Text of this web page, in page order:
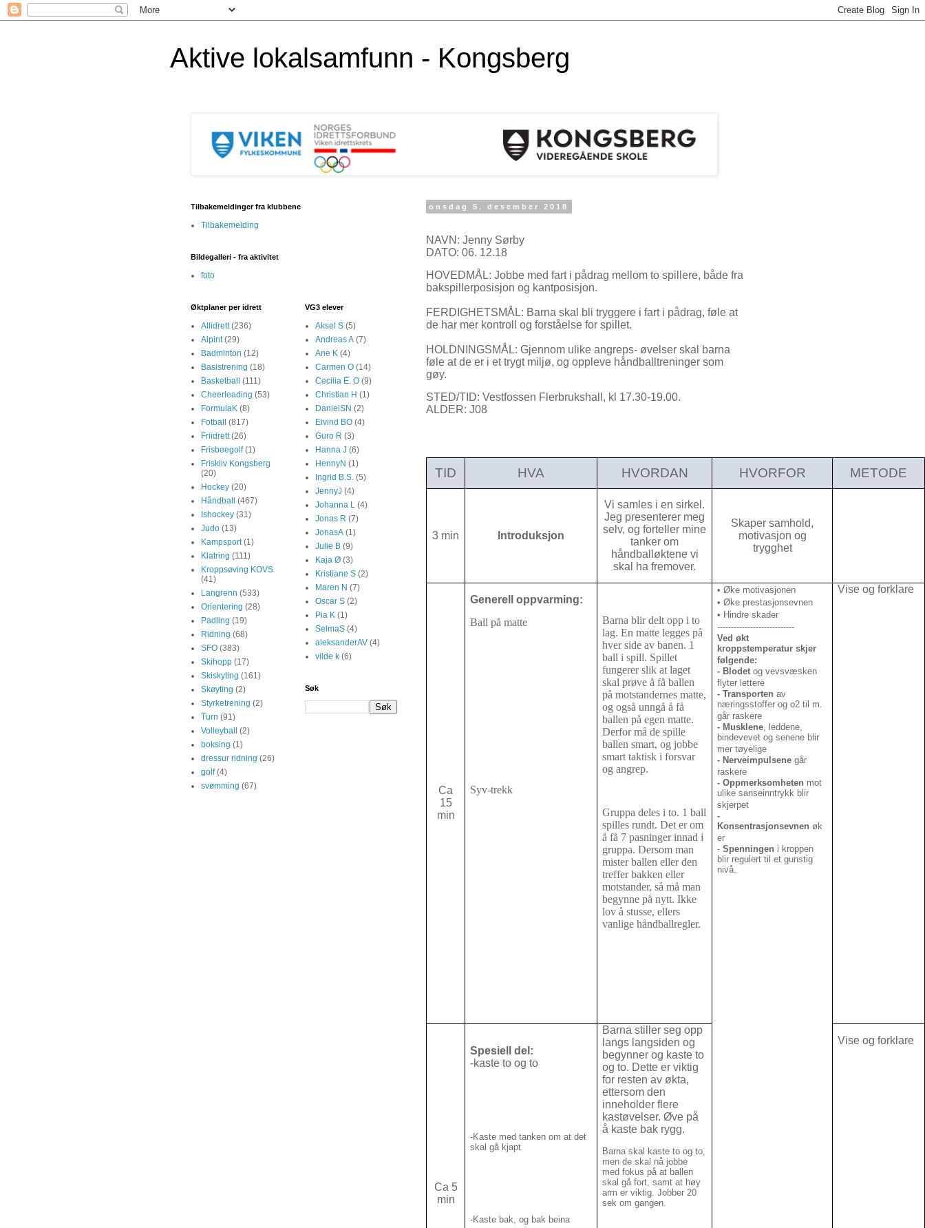
Aktive lokalsamfunn - Kongsberg
onsdag 5. desember 2018
NAVN: Jenny Sørby
DATO: 06. 12.18
HOVEDMÅL: Jobbe med fart i pådrag mellom to spillere, både fra
bakspillerposisjon og kantposisjon.
FERDIGHETSMÅL: Barna skal bli tryggere i fart i pådrag, føle at
de har mer kontroll og forståelse for spillet.
HOLDNINGSMÅL: Gjennom ulike angreps- øvelser skal barna
føle at de er i et trygt miljø, og oppleve håndballtreninger som
gøy.
STED/TID: Vestfossen Flerbrukshall, kl 17.30-19.00.
ALDER: J08
TID HVA HVORDAN HVORFOR METODE
3 min Introduksjon
Vi samles i en sirkel.
Jeg presenterer meg
selv, og forteller mine
tanker om
håndballøktene vi
skal ha fremover.
Skaper samhold,
motivasjon og
trygghet
Ca
15
min
Generell oppvarming:
Ball på matte
Syv-trekk
Barna blir delt opp i to
lag. En matte legges på
hver side av banen. 1
ball i spill. Spillet
fungerer slik at laget
skal prøve å få ballen
på motstandernes matte,
og også unngå å få
ballen på egen matte.
Derfor må de spille
ballen smart, og jobbe
smart taktisk i forsvar
og angrep.
Gruppa deles i to. 1 ball
spilles rundt. Det er om
å få 7 pasninger innad i
gruppa. Dersom man
mister ballen eller den
treffer bakken eller
motstander, så må man
begynne på nytt. Ikke
lov å stusse, ellers
vanlige håndballregler.
• Øke motivasjonen
• Øke prestasjonsevnen
• Hindre skader
----------------------------
Ved økt
kroppstemperatur skjer
følgende:
- Blodet og vevsvæsken
flyter lettere
- Transportenav
næringsstoffer og o2 til m.
går raskere
- Musklene, leddene,
bindevevet og senene blir
mer tøyelige
- Nerveimpulsene går
raskere
- Oppmerksomheten mot
ulike sanseinntrykk blir
skjerpet
-
Konsentrasjonsevnenøk
er
-Spenningen i kroppen
blir regulert til et gunstig
nivå.
Vise og forklare
Ca 5
min
Spesiell del:
-kaste to og to
-Kaste med tanken om at det
skal gå kjapt
-Kaste bak, og bak beina
Barna stiller seg opp
langs langsiden og
begynner og kaste to
og to. Dette er viktig
for resten av økta,
ettersom den
inneholder flere
kastøvelser. Øve på
å kaste bak rygg.
Barna skal kaste to og to,
men de skal nå jobbe
med fokus på at ballen
skal gå fort, samt at høy
arm er viktig. Jobber 20
sek om gangen.
Vise og forklare
Tilbakemeldinger fra klubbene
Tilbakemelding
Bildegalleri - fra aktivitet
foto
Øktplaner per idrett
Allidrett (236)
Alpint (29)
Badminton (12)
Basistrening (18)
Basketball
(111)
Cheerleading (53)
FormulaK (8)
Fotball
(817)
Friidrett (26)
Frisbeegolf (1)
Friskliv Kongsberg
(20)
Hockey (20)
Håndball
(467)
Ishockey (31)
Judo (13)
Kampsport (1)
Klatring (111)
Kroppsøving KOVS
(41)
Langrenn (533)
Orientering (28)
Padling (19)
Ridning (68)
SFO (383)
Skihopp (17)
Skiskyting (161)
Skøyting (2)
Styrketrening (2)
Turn (91)
Volleyball
(2)
boksing (1)
dressur ridning (26)
golf (4)
svømming (67)
VG3 elever
Aksel S (5)
Andreas A (7)
Ane K (4)
Carmen O (14)
Cecilia E. O (9)
Christian H (1)
DanielSN (2)
Eivind BO (4)
Guro R (3)
Hanna J (6)
HennyN (1)
Ingrid B.S. (5)
JennyJ (4)
Johanna L (4)
Jonas R (7)
JonasA (1)
Julie B (9)
Kaja Ø (3)
Kristiane S (2)
Maren N (7)
Oscar S (2)
Pia K (1)
SelmaS (4)
aleksanderAV (4)
vilde k (6)
Søk